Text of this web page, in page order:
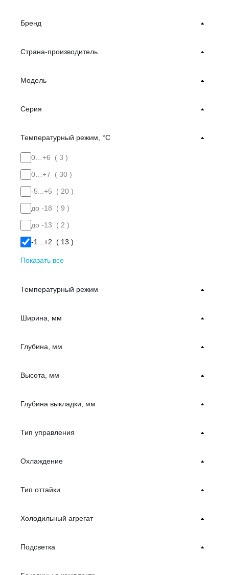
Бренд
Страна-производитель
Модель
Серия
Температурный режим, °С
0…+6 ( 3 )
0…+7 ( 30 )
-5...+5 ( 20 )
до -18 ( 9 )
до -13 ( 2 )
-1...+2 ( 13 )
Показать все
Температурный режим
Ширина, мм
Глубина, мм
Высота, мм
Глубина выкладки, мм
Тип управления
Охлаждение
Тип оттайки
Холодильный агрегат
Подсветка